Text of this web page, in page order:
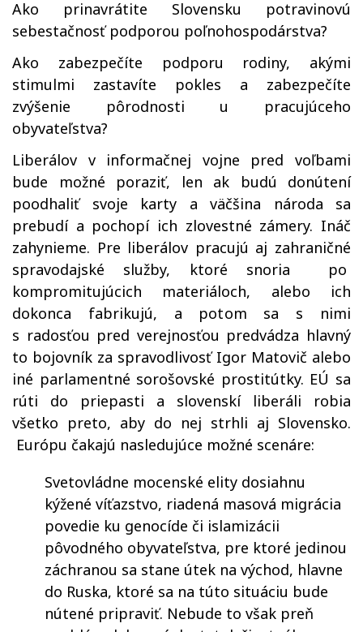
Ako prinavrátite Slovensku potravinovú
sebestačnosť podporou poľnohospodárstva?
Ako zabezpečíte podporu rodiny, akými
stimulmi zastavíte pokles a zabezpečíte
zvýšenie pôrodnosti u pracujúceho
obyvateľstva?
Liberálov v informačnej vojne pred voľbami
bude možné poraziť, len ak budú donútení
poodhaliť svoje karty a väčšina národa sa
prebudí a pochopí ich zlovestné zámery. Ináč
zahynieme. Pre liberálov pracujú aj zahraničné
spravodajské služby, ktoré snoria po
kompromitujúcich materiáloch, alebo ich
dokonca fabrikujú, a potom sa s nimi
s radosťou pred verejnosťou predvádza hlavný
to bojovník za spravodlivosť Igor Matovič alebo
iné parlamentné sorošovské prostitútky. EÚ sa
rúti do priepasti a slovenskí liberáli robia
všetko preto, aby do nej strhli aj Slovensko.
Európu čakajú nasledujúce možné scenáre:
Svetovládne mocenské elity dosiahnu
kýžené víťazstvo, riadená masová migrácia
povedie ku genocíde či islamizácii
pôvodného obyvateľstva, pre ktoré jedinou
záchranou sa stane útek na východ, hlavne
do Ruska, ktoré sa na túto situáciu bude
nútené pripraviť. Nebude to však preň